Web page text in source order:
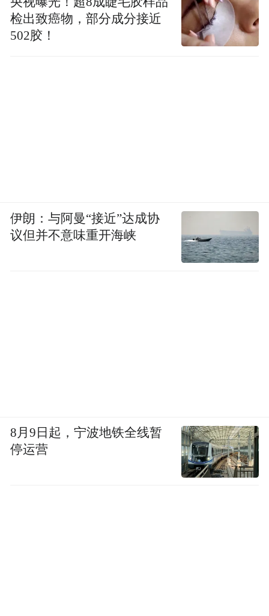
检出致癌物，部分成分接近
502胶！
伊朗：与阿曼“接近”达成协
议但并不意味重开海峡
8月9日起，宁波地铁全线暂
停运营